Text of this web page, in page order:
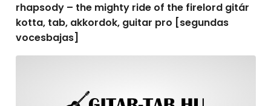
rhapsody – the mighty ride of the firelord gitár
kotta, tab, akkordok, guitar pro [segundas
vocesbajas]